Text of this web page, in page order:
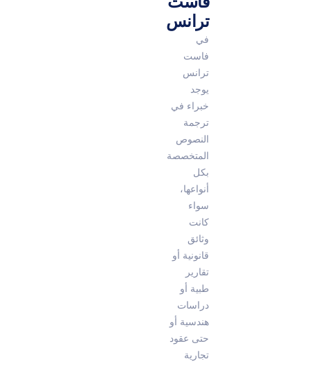
ترانس
في
فاست
ترانس
يوجد
خبراء في
ترجمة
النصوص
المتخصصة
بكل
أنواعها،
سواء
كانت
وثائق
قانونية أو
تقارير
طبية أو
دراسات
هندسية أو
حتى عقود
تجارية